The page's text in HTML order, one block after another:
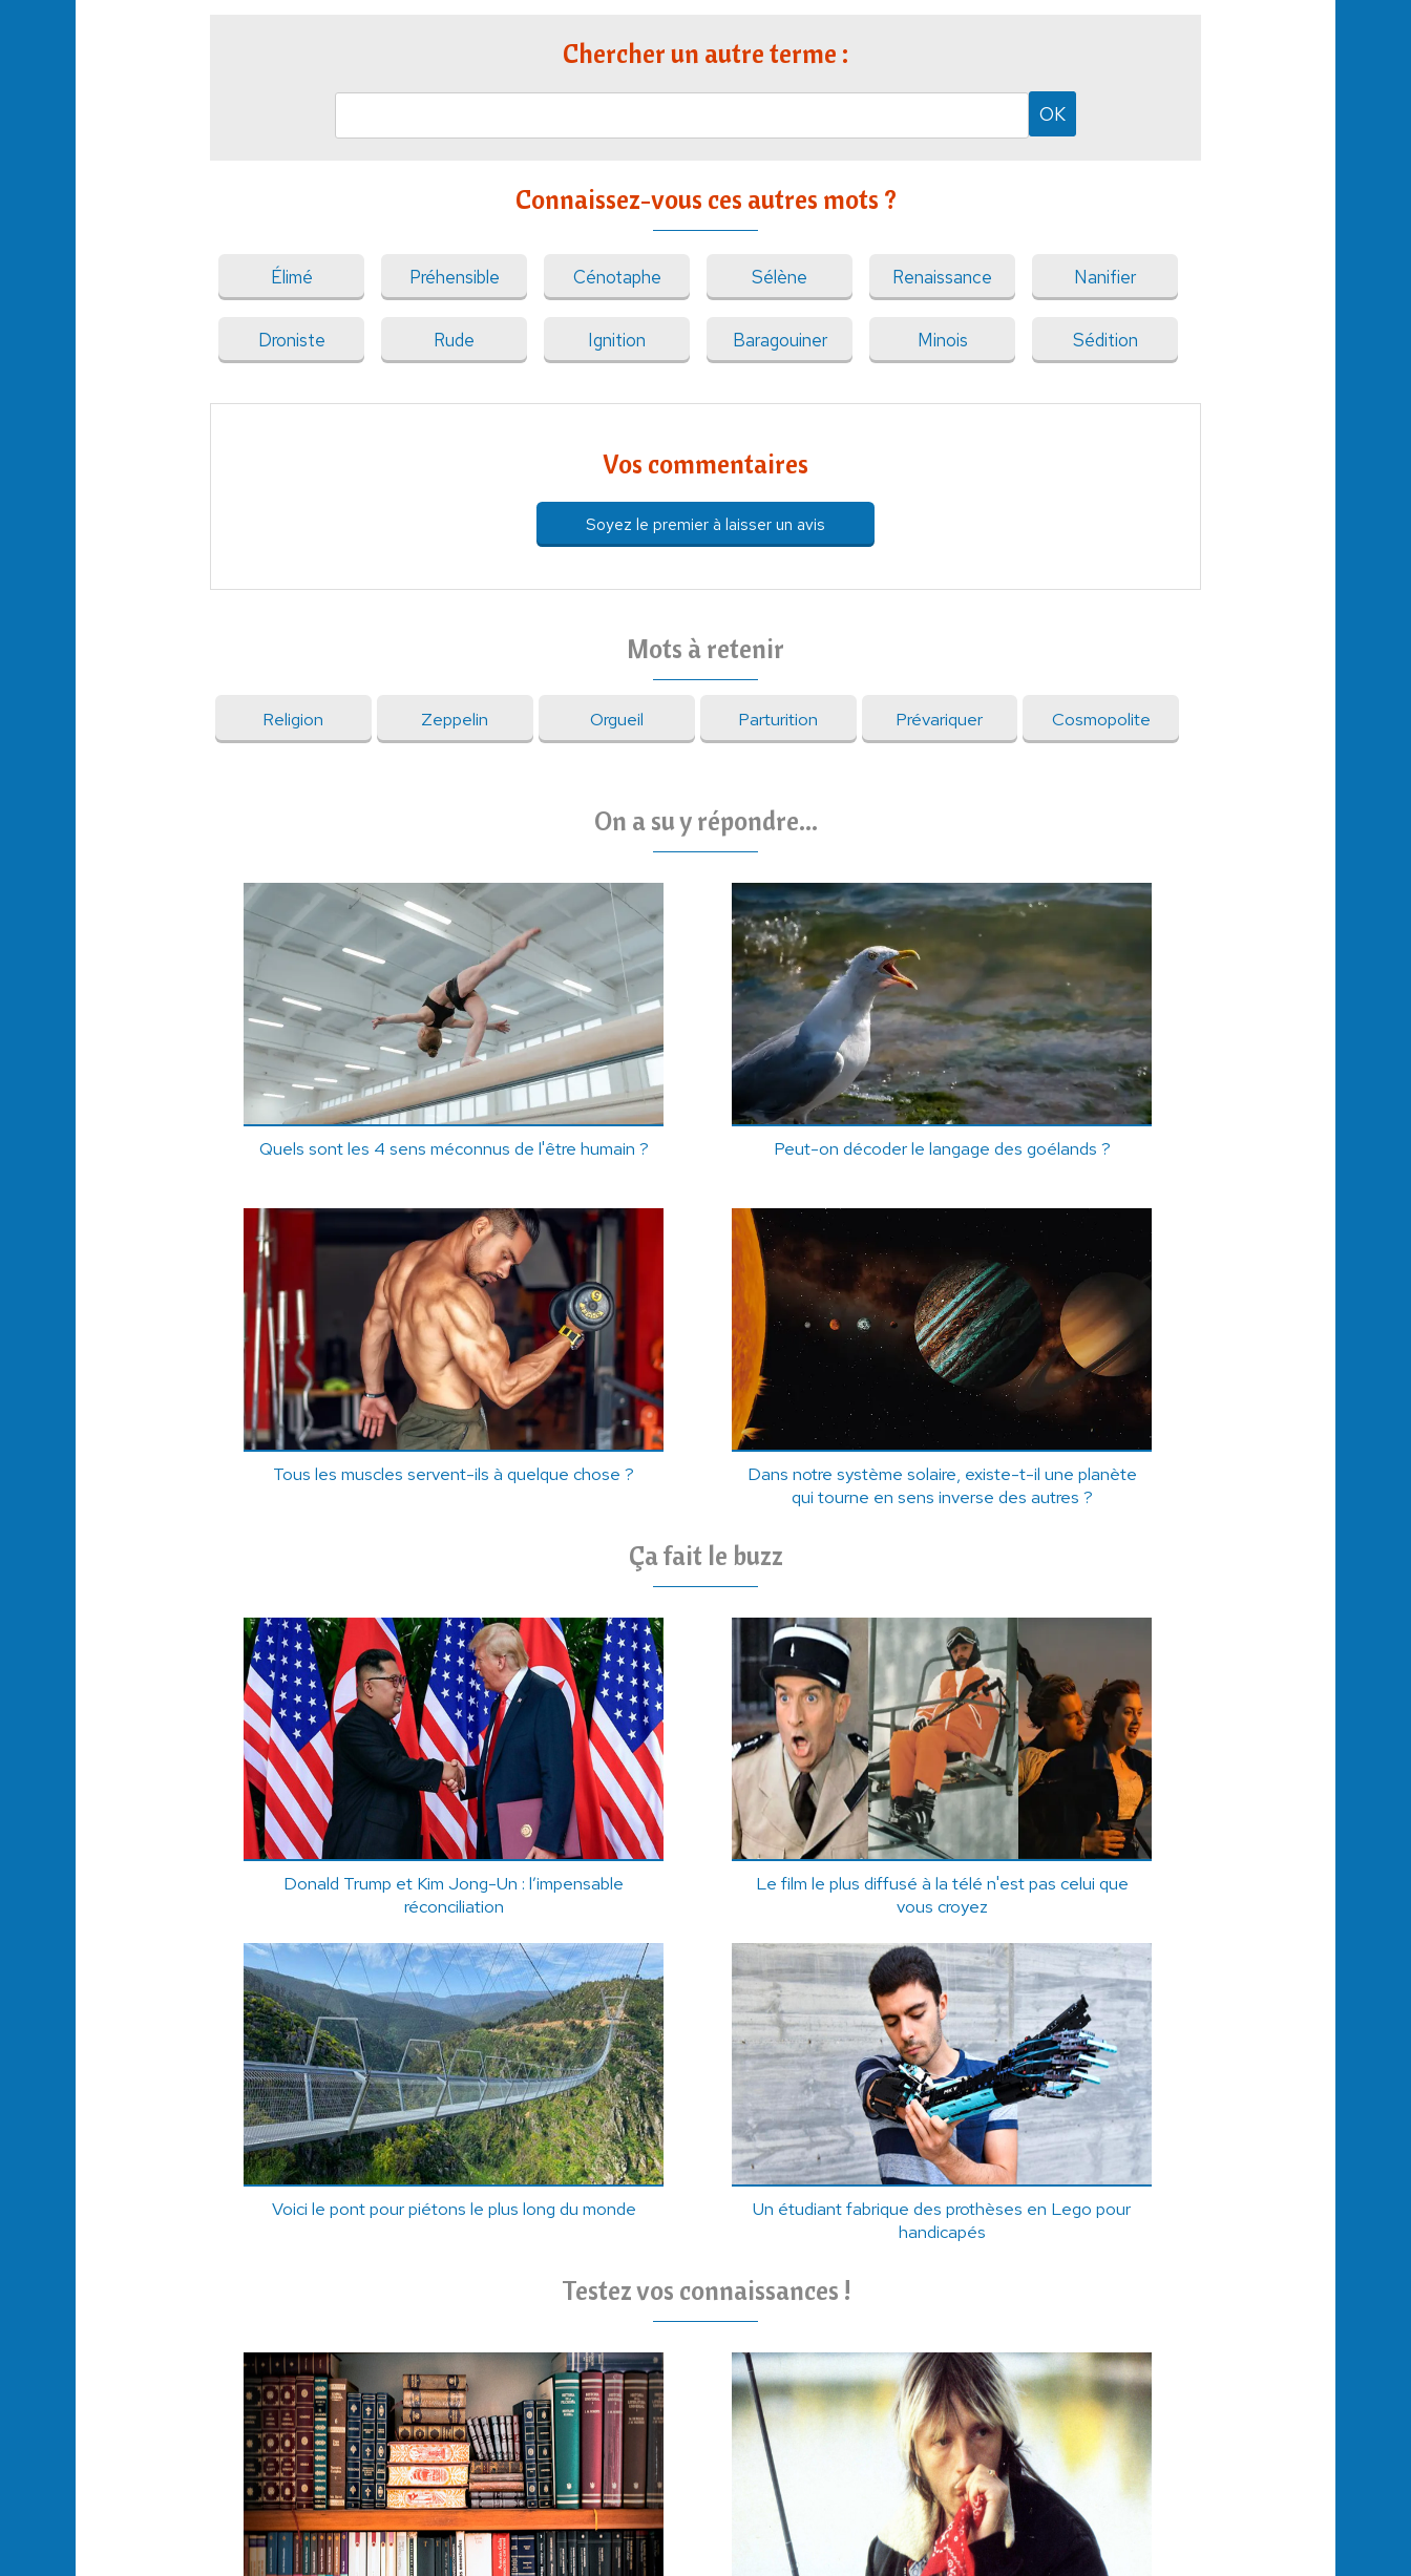
Chercher un autre terme :
Connaissez-vous ces autres mots ?
Élimé Préhensible Cénotaphe Sélène Renaissance Nanifier
Droniste Rude Ignition Baragouiner Minois Sédition
Vos commentaires
Soyez le premier à laisser un avis
Mots à retenir
Religion Zeppelin Orgueil Parturition Prévariquer Cosmopolite
On a su y répondre...
Quels sont les 4 sens méconnus de l'être humain ? Peut-on décoder le langage des goélands ?
Tous les muscles servent-ils à quelque chose ?
Dans notre système solaire, existe-t-il une planète
qui tourne en sens inverse des autres ?
Ça fait le buzz
Donald Trump et Kim Jong-Un : l’impensable
réconciliation
Le film le plus diffusé à la télé n'est pas celui que
vous croyez
Voici le pont pour piétons le plus long du monde
Un étudiant fabrique des prothèses en Lego pour
handicapés
Testez vos connaissances !